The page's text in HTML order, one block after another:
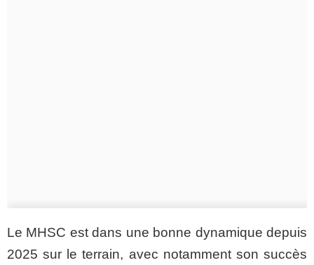
Le MHSC est dans une bonne dynamique depuis
2025 sur le terrain, avec notamment son succès